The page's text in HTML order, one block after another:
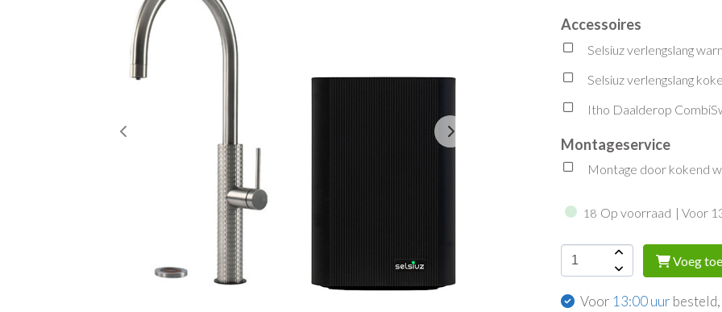
Accessoires
Selsiuz verlengslang
Selsiuz verlengslang
Itho Daalderop
Montageservice
Montage door kokend
18 Op voorraad | Voor
Voeg
Voor 13:00 uur